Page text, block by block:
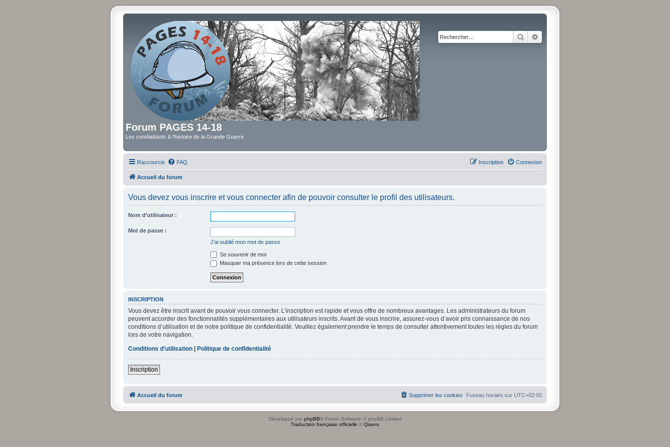
Forum PAGES 14-18
Les combattants & l'histoire de la Grande Guerre
Rechercher
Raccourcis FAQ Connexion
Inscription
Accueil du forum
Vous devez vous inscrire et vous connecter afin de pouvoir consulter le profil des utilisateurs.
Nom d’utilisateur :
Mot de passe :
J’ai oublié mon mot de passe
Se souvenir de moi
Masquer ma présence lors de cette session
INSCRIPTION
Vous devez être inscrit avant de pouvoir vous connecter. L’inscription est rapide et vous offre de nombreux avantages. Les administrateurs du forum
peuvent accorder des fonctionnalités supplémentaires aux utilisateurs inscrits. Avant de vous inscrire, assurez-vous d’avoir pris connaissance de nos
conditions d’utilisation et de notre politique de confidentialité. Veuillez également prendre le temps de consulter attentivement toutes les règles du forum
lors de votre navigation.
Conditions d’utilisation
Politique de confidentialité
Inscription
Accueil du forum Fuseau horaire sur UTC+02:00
Supprimer les cookies
Développé par phpBB® Forum Software © phpBB Limited
Traduction française officielle © Qiaeru